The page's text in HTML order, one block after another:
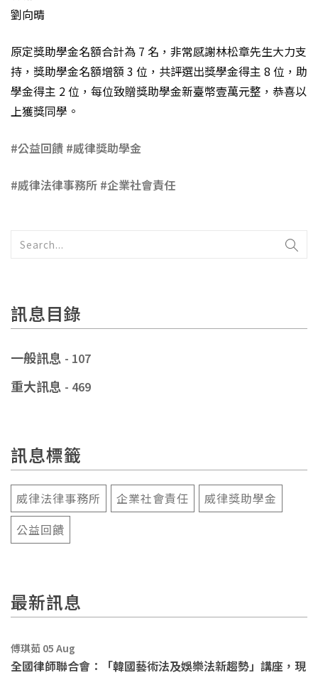
劉向晴
原定獎助學金名額合計為 7 名，非常感謝林松章先生大力支
持，獎助學金名額增額 3 位，共評選出獎學金得主 8 位，助
學金得主 2 位，每位致贈獎助學金新臺幣壹萬元整，恭喜以
上獲獎同學。
#公益回饋 #威律獎助學金
#威律法律事務所 #企業社會責任
訊息目錄
一般訊息 - 107
重大訊息 - 469
訊息標籤
威律法律事務所 企業社會責任
威律獎助學金
公益回饋
最新訊息
傅琪茹 05 Aug
全國律師聯合會：「韓國藝術法及娛樂法新趨勢」講座，現